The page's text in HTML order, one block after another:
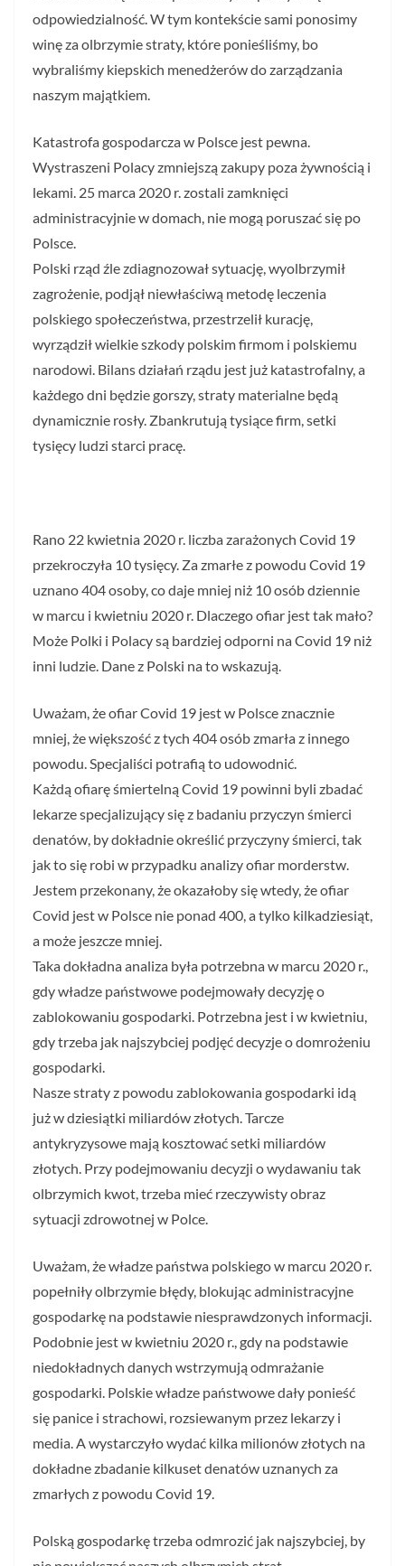
odpowiedzialność. W tym kontekście sami ponosimy
winę za olbrzymie straty, które ponieśliśmy, bo
wybraliśmy kiepskich menedżerów do zarządzania
naszym majątkiem.
Katastrofa gospodarcza w Polsce jest pewna.
Wystraszeni Polacy zmniejszą zakupy poza żywnością i
lekami. 25 marca 2020 r. zostali zamknięci
administracyjnie w domach, nie mogą poruszać się po
Polsce.
Polski rząd źle zdiagnozował sytuację, wyolbrzymił
zagrożenie, podjął niewłaściwą metodę leczenia
polskiego społeczeństwa, przestrzelił kurację,
wyrządził wielkie szkody polskim firmom i polskiemu
narodowi. Bilans działań rządu jest już katastrofalny, a
każdego dni będzie gorszy, straty materialne będą
dynamicznie rosły. Zbankrutują tysiące firm, setki
tysięcy ludzi starci pracę.
Rano 22 kwietnia 2020 r. liczba zarażonych Covid 19
przekroczyła 10 tysięcy. Za zmarłe z powodu Covid 19
uznano 404 osoby, co daje mniej niż 10 osób dziennie
w marcu i kwietniu 2020 r. Dlaczego ofiar jest tak mało?
Może Polki i Polacy są bardziej odporni na Covid 19 niż
inni ludzie. Dane z Polski na to wskazują.
Uważam, że ofiar Covid 19 jest w Polsce znacznie
mniej, że większość z tych 404 osób zmarła z innego
powodu. Specjaliści potrafią to udowodnić.
Każdą ofiarę śmiertelną Covid 19 powinni byli zbadać
lekarze specjalizujący się z badaniu przyczyn śmierci
denatów, by dokładnie określić przyczyny śmierci, tak
jak to się robi w przypadku analizy ofiar morderstw.
Jestem przekonany, że okazałoby się wtedy, że ofiar
Covid jest w Polsce nie ponad 400, a tylko kilkadziesiąt,
a może jeszcze mniej.
Taka dokładna analiza była potrzebna w marcu 2020 r.,
gdy władze państwowe podejmowały decyzję o
zablokowaniu gospodarki. Potrzebna jest i w kwietniu,
gdy trzeba jak najszybciej podjęć decyzje o domrożeniu
gospodarki.
Nasze straty z powodu zablokowania gospodarki idą
już w dziesiątki miliardów złotych. Tarcze
antykryzysowe mają kosztować setki miliardów
złotych. Przy podejmowaniu decyzji o wydawaniu tak
olbrzymich kwot, trzeba mieć rzeczywisty obraz
sytuacji zdrowotnej w Polce.
Uważam, że władze państwa polskiego w marcu 2020 r.
popełniły olbrzymie błędy, blokując administracyjne
gospodarkę na podstawie niesprawdzonych informacji.
Podobnie jest w kwietniu 2020 r., gdy na podstawie
niedokładnych danych wstrzymują odmrażanie
gospodarki. Polskie władze państwowe dały ponieść
się panice i strachowi, rozsiewanym przez lekarzy i
media. A wystarczyło wydać kilka milionów złotych na
dokładne zbadanie kilkuset denatów uznanych za
zmarłych z powodu Covid 19.
Polską gospodarkę trzeba odmrozić jak najszybciej, by